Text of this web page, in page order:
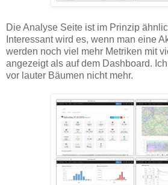
Die Analyse Seite ist im Prinzip
Interessant wird es, wenn man eine
werden noch viel mehr Metriken mit
angezeigt als auf dem Dashboard.
vor lauter Bäumen nicht mehr.